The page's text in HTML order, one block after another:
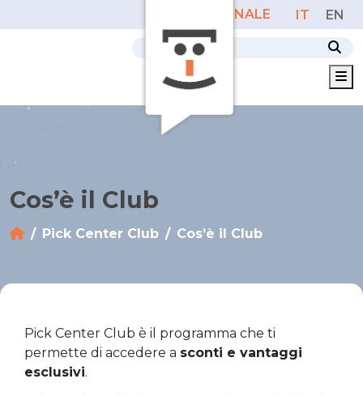
AREA PERSONALE IT EN
Cos’è il Club
Pick Center Club Cos’è il Club
Pick Center Club è il programma che ti
permette di accedere a sconti e vantaggi
esclusivi.